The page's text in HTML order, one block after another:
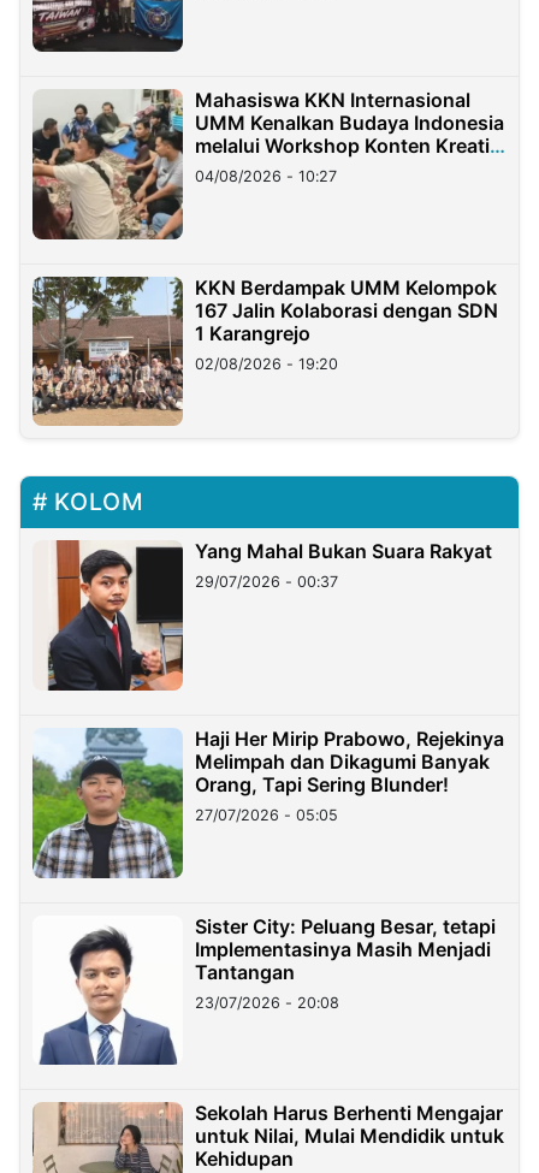
Mahasiswa KKN Internasional
UMM Kenalkan Budaya Indonesia
melalui Workshop Konten Kreatif
di Taiwan
04/08/2026 - 10:27
KKN Berdampak UMM Kelompok
167 Jalin Kolaborasi dengan SDN
1 Karangrejo
02/08/2026 - 19:20
KOLOM
Yang Mahal Bukan Suara Rakyat
29/07/2026 - 00:37
Haji Her Mirip Prabowo, Rejekinya
Melimpah dan Dikagumi Banyak
Orang, Tapi Sering Blunder!
27/07/2026 - 05:05
Sister City: Peluang Besar, tetapi
Implementasinya Masih Menjadi
Tantangan
23/07/2026 - 20:08
Sekolah Harus Berhenti Mengajar
untuk Nilai, Mulai Mendidik untuk
Kehidupan